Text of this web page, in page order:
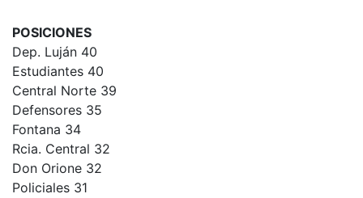
POSICIONES
Dep. Luján 40
Estudiantes 40
Central Norte 39
Defensores 35
Fontana 34
Rcia. Central 32
Don Orione 32
Policiales 31